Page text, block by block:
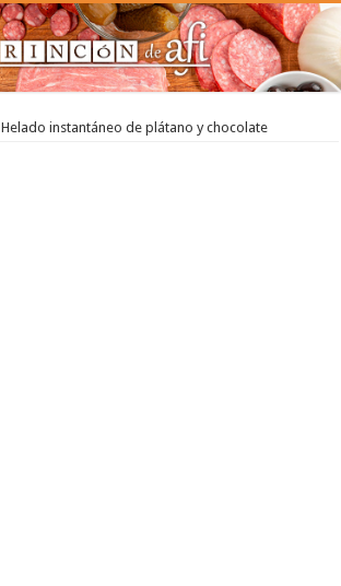
Helado instantáneo de plátano y chocolate